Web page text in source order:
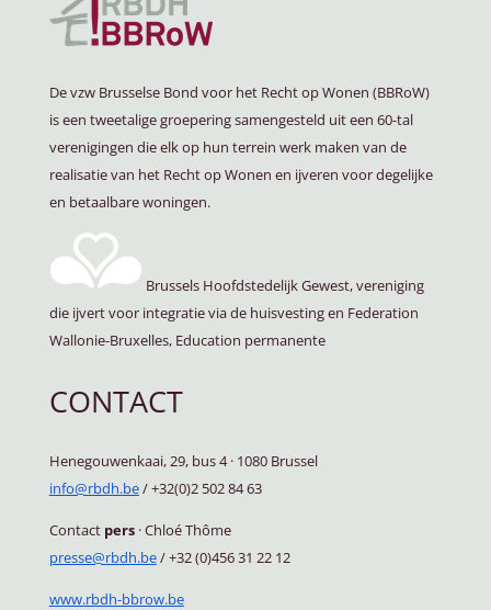
De vzw Brusselse Bond voor het Recht op Wonen (BBRoW)
is een tweetalige groepering samengesteld uit een 60-tal
verenigingen die elk op hun terrein werk maken van de
realisatie van het Recht op Wonen en ijveren voor degelijke
en betaalbare woningen.
Brussels Hoofdstedelijk Gewest, vereniging
die ijvert voor integratie via de huisvesting en Federation
Wallonie-Bruxelles, Education permanente
CONTACT
Henegouwenkaai, 29, bus 4·1080 Brussel
info@rbdh.be/ +32(0)2 502 84 63
Contact pers ·Chloé Thôme
presse@rbdh.be/ +32 (0)456 31 22 12
www.rbdh-bbrow.be